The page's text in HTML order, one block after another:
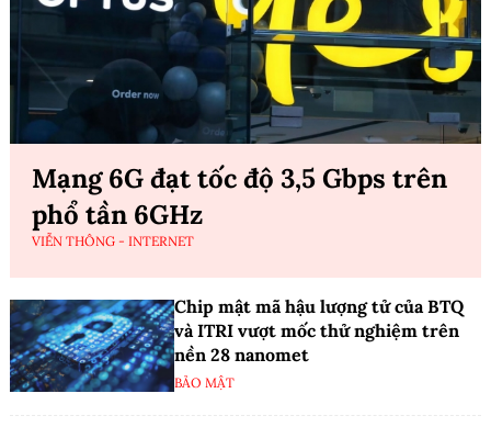
Mạng 6G đạt tốc độ 3,5 Gbps trên
phổ tần 6GHz
VIỄN THÔNG - INTERNET
Chip mật mã hậu lượng tử của BTQ
và ITRI vượt mốc thử nghiệm trên
nền 28 nanomet
BẢO MẬT